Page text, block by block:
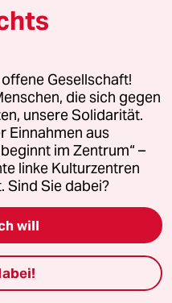
Gesellschaft!
die sich gegen
unsere Solidarität.
Einnahmen aus
im Zentrum“ –
linke Kulturzentren
Sind Sie dabei?
will